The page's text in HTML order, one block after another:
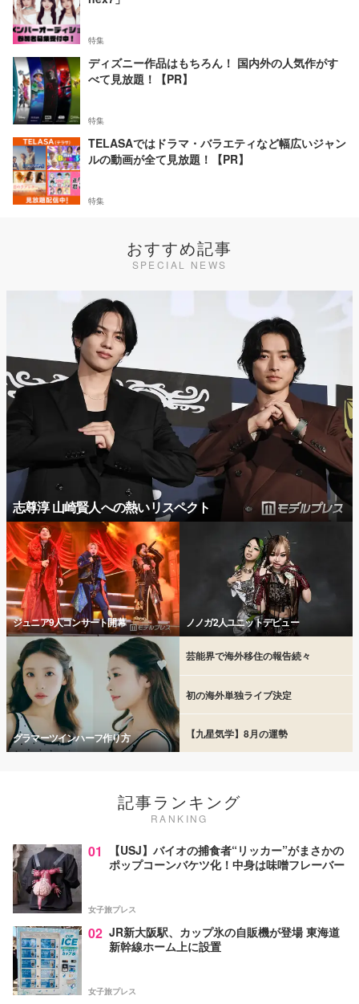
特集
ディズニー作品はもちろん！ 国内外の人気作がす
べて見放題！【PR】
特集
TELASAではドラマ・バラエティなど幅広いジャン
ルの動画が全て見放題！【PR】
特集
おすすめ記事
SPECIAL NEWS
志尊淳 山崎賢人への熱いリスペクト
ジュニア9人コンサート開幕 ノノガ2人ユニットデビュー
グラマーツインハーフ作り方
芸能界で海外移住の報告続々
初の海外単独ライブ決定
【九星気学】8月の運勢
記事ランキング
RANKING
01
【USJ】バイオの捕食者“リッカー”がまさかの
ポップコーンバケツ化！中身は味噌フレーバー
女子旅プレス
02 JR新大阪駅、カップ氷の自販機が登場 東海道
新幹線ホーム上に設置
女子旅プレス